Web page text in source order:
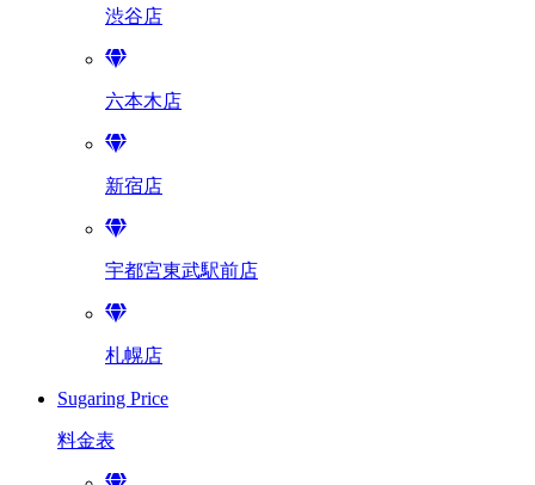
渋谷店
六本木店
新宿店
宇都宮東武駅前店
札幌店
Sugaring Price
料金表